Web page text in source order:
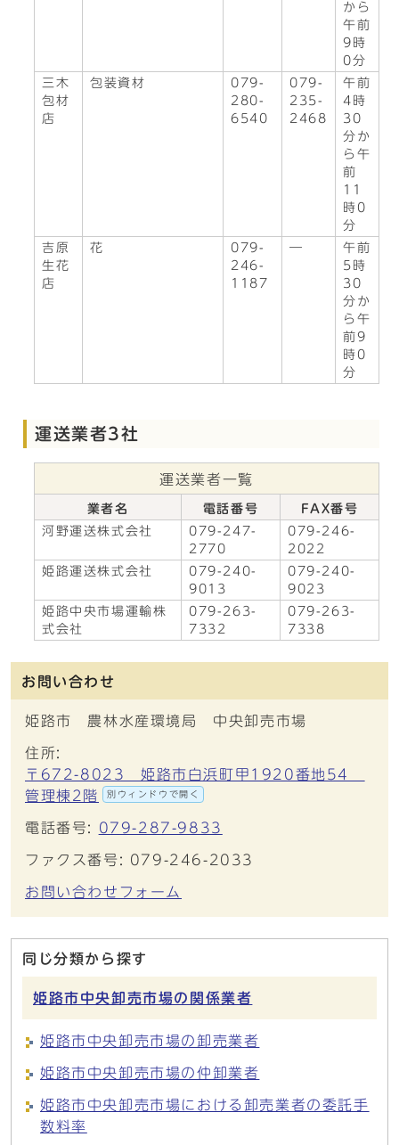
から
午前
9時
0分
三木
包材
店
包装資材
079-
280-
6540
079-
235-
2468
午前
4時
30
分か
ら午
前
11
時0
分
吉原
生花
店
花
079-
246-
1187
―
午前
5時
30
分か
ら午
前9
時0
分
運送業者3社
運送業者一覧
業者名 電話番号
FAX番号
河野運送株式会社
079-247-
2770
079-246-
2022
姫路運送株式会社
079-240-
9013
079-240-
9023
姫路中央市場運輸株
式会社
079-263-
7332
079-263-
7338
お問い合わせ
姫路市 農林水産環境局 中央卸売市場
住所:
〒672-8023 姫路市白浜町甲1920番地54
管理棟2階
別ウィンドウで開く
電話番号: 079-287-9833
ファクス番号: 079-246-2033
お問い合わせフォーム
同じ分類から探す
姫路市中央卸売市場の関係業者
姫路市中央卸売市場の卸売業者
姫路市中央卸売市場の仲卸業者
姫路市中央卸売市場における卸売業者の委託手
数料率